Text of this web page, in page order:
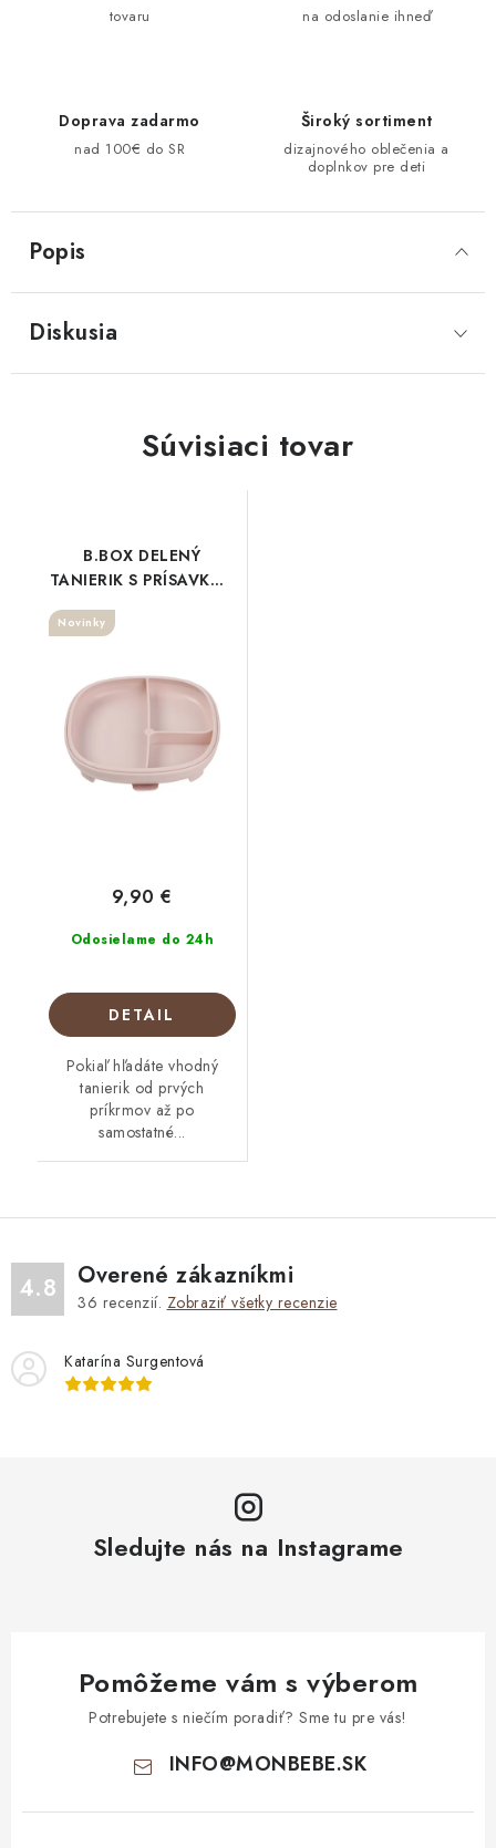
tovaru na odoslanie ihneď
Doprava zadarmo
nad 100€ do SR
Široký sortiment
dizajnového oblečenia a
doplnkov pre deti
Popis
Diskusia
Súvisiaci tovar
B.BOX DELENÝ
TANIERIK S PRÍSAVKOU
Novinky
Odosielame do 24h
9,90 €
DETAIL
Pokiaľ hľadáte vhodný
tanierik od prvých
príkrmov až po
samostatné...
4.8 Overené zákazníkmi
36 recenzií. Zobraziť všetky recenzie
Katarína Surgentová
Sledujte nás na Instagrame
Pomôžeme vám s výberom
Potrebujete s niečím poradiť? Sme tu pre vás!
INFO@MONBEBE.SK